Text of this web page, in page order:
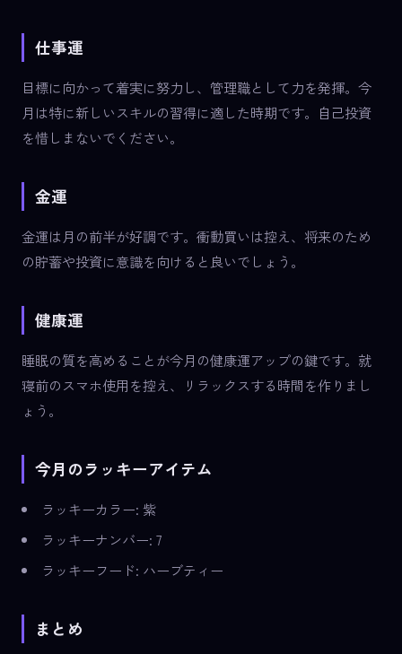
仕事運
目標に向かって着実に努力し、管理職として力を発揮。今
月は特に新しいスキルの習得に適した時期です。自己投資
を惜しまないでください。
金運
金運は月の前半が好調です。衝動買いは控え、将来のため
の貯蓄や投資に意識を向けると良いでしょう。
健康運
睡眠の質を高めることが今月の健康運アップの鍵です。就
寝前のスマホ使用を控え、リラックスする時間を作りまし
ょう。
今月のラッキーアイテム
ラッキーカラー: 紫
ラッキーナンバー: 7
ラッキーフード: ハーブティー
まとめ